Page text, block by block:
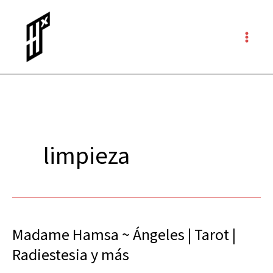
contenido
limpieza
Madame Hamsa ~ Ángeles | Tarot |
Radiestesia y más
Madame
Hamsa